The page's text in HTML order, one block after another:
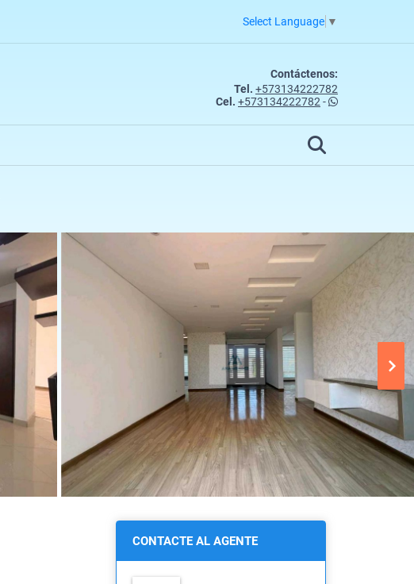
Select Language ▼
Contáctenos:
Tel. +573134222782
Cel. +573134222782 -
CONTACTE AL AGENTE